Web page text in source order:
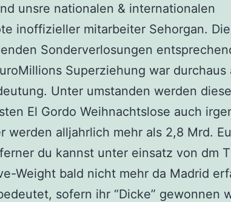
unsre nationalen & internationalen
inoffizieller mitarbeiter Sehorgan.
Sonderverlosungen
Superziehung war durchaus
Unter umstanden werden diese
El Gordo Weihnachtslose auch
werden alljahrlich mehr als 2,8 Mrd.
du kannst unter einsatz von dm
Weight bald nicht mehr da Madrid
sofern ihr “Dicke” gewonnen